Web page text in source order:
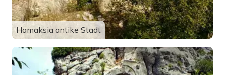
Hamaksia antike Stadt